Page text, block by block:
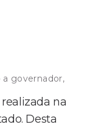
governador,
na
Desta